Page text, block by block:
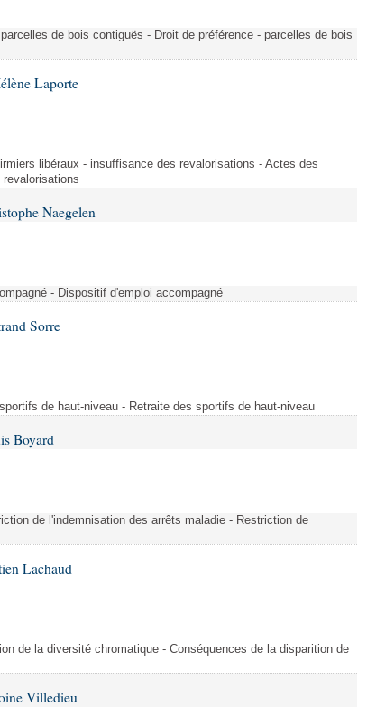
de bois contiguës - Droit de préférence - parcelles de bois
Laporte
libéraux - insuffisance des revalorisations - Actes des
Naegelen
- Dispositif d'emploi accompagné
Sorre
de haut-niveau - Retraite des sportifs de haut-niveau
Boyard
de l'indemnisation des arrêts maladie - Restriction de
Lachaud
de la diversité chromatique - Conséquences de la disparition de
Villedieu